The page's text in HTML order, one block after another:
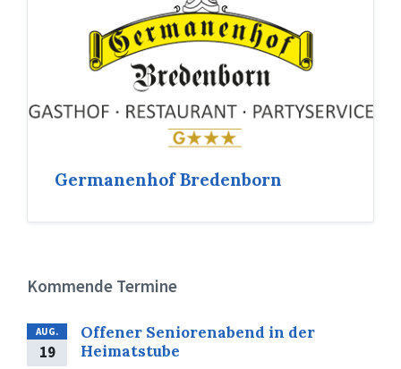
Germanenhof Bredenborn
Kommende Termine
AUG.
19
Offener Seniorenabend in der
Heimatstube